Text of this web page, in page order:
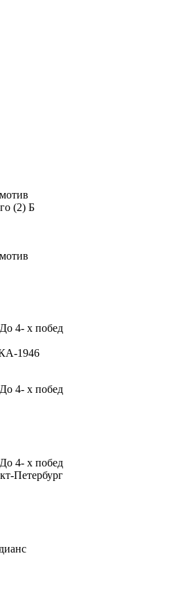
(2) Б
4- х побед
1946
4- х побед
4- х побед
Петербург